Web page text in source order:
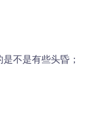
不是有些头昏；